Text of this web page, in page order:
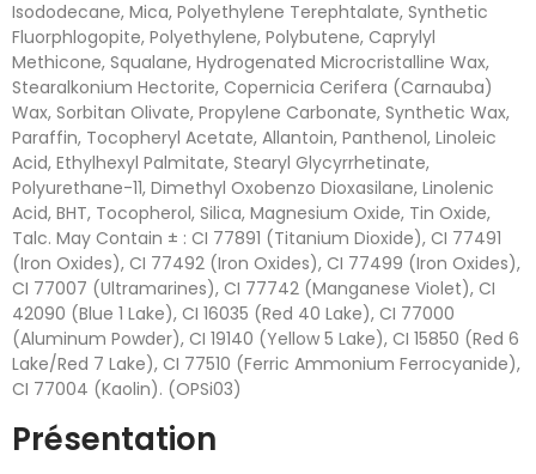
Isododecane, Mica, Polyethylene Terephtalate, Synthetic
Fluorphlogopite, Polyethylene, Polybutene, Caprylyl
Methicone, Squalane, Hydrogenated Microcristalline Wax,
Stearalkonium Hectorite, Copernicia Cerifera (Carnauba)
Wax, Sorbitan Olivate, Propylene Carbonate, Synthetic Wax,
Paraffin, Tocopheryl Acetate, Allantoin, Panthenol, Linoleic
Acid, Ethylhexyl Palmitate, Stearyl Glycyrrhetinate,
Polyurethane-11, Dimethyl Oxobenzo Dioxasilane, Linolenic
Acid, BHT, Tocopherol, Silica, Magnesium Oxide, Tin Oxide,
Talc. May Contain ± : CI 77891 (Titanium Dioxide), CI 77491
(Iron Oxides), CI 77492 (Iron Oxides), CI 77499 (Iron Oxides),
CI 77007 (Ultramarines), CI 77742 (Manganese Violet), CI
42090 (Blue 1 Lake), CI 16035 (Red 40 Lake), CI 77000
(Aluminum Powder), CI 19140 (Yellow 5 Lake), CI 15850 (Red 6
Lake/Red 7 Lake), CI 77510 (Ferric Ammonium Ferrocyanide),
CI 77004 (Kaolin). (OPSi03)
Présentation